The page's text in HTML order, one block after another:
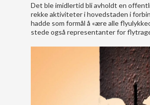
Det ble imidlertid bli avholdt en
rekke aktiviteter i hovedstaden i
hadde som formål å «ære alle
stede også representanter for